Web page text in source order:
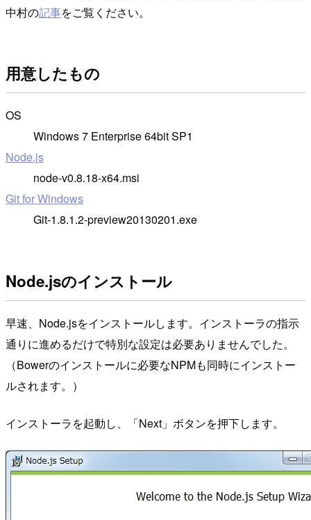
中村の記事をご覧ください。
用意したもの
OS
Windows 7 Enterprise 64bit SP1
Node.js
node-v0.8.18-x64.msi
Git for Windows
Git-1.8.1.2-preview20130201.exe
Node.jsのインストール
早速、Node.jsをインストールします。インストーラの指示
通りに進めるだけで特別な設定は必要ありませんでした。
（Bowerのインストールに必要なNPMも同時にインストー
ルされます。）
インストーラを起動し、「Next」ボタンを押下します。